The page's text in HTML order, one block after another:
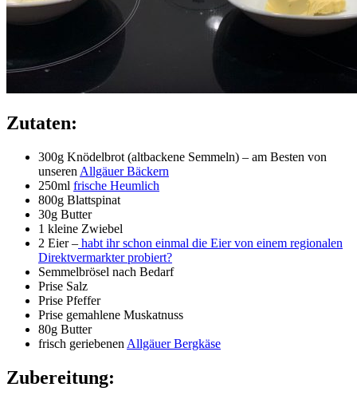
Zutaten:
300g Knödelbrot (altbackene Semmeln) – am Besten von
unseren Allgäuer Bäckern
250ml frische Heumlich
800g Blattspinat
30g Butter
1 kleine Zwiebel
2 Eier – habt ihr schon einmal die Eier von einem regionalen
Direktvermarkter probiert?
Semmelbrösel nach Bedarf
Prise Salz
Prise Pfeffer
Prise gemahlene Muskatnuss
80g Butter
frisch geriebenen Allgäuer Bergkäse
Zubereitung: